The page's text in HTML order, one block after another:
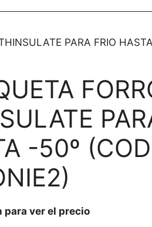
PARA FRIO
-50º
para ver el precio